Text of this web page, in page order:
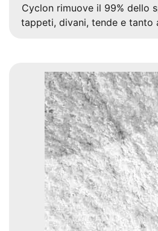
Cyclon rimuove il 99% dello
tappeti, divani, tende e tanto